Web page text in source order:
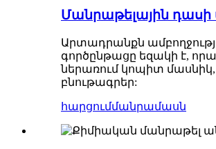
Մանրաթելային դասի
Արտադրանքն
գործընթացը եզակի է,
ներառում կոպիտ մասնիկ,
բնութագրեր:
հարցումմանրամասն